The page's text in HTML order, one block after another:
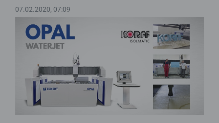
07.02.2020, 07:09